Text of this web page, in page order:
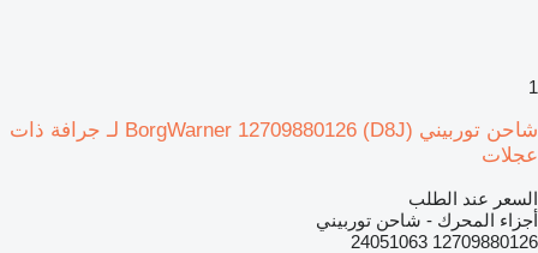
1
شاحن توربيني BorgWarner 12709880126 (D8J) لـ جرافة ذات
عجلات
السعر عند الطلب
أجزاء المحرك - شاحن توربيني
12709880126 24051063